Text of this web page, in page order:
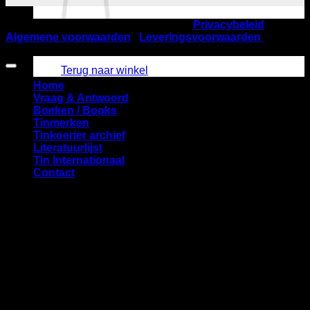
Geen producten in de winkelwagen.
Terug naar winkel
Privacybeleid
Algemene voorwaarden
Leveringsvoorwaarden
Home
Vraag & Antwoord
Boeken / Books
Tinmerken
Tinkoerier archief
Literatuurlijst
Tin Internationaal
Contact